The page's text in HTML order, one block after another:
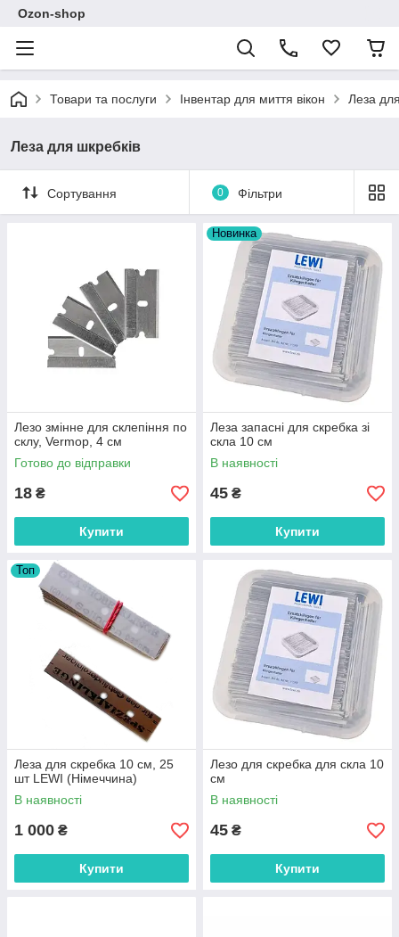
Ozon-shop
Товари та послуги Інвентар для миття вікон Леза
Леза для шкребків
Сортування 0 Фільтри
Лезо змінне для склепіння по
склу, Vermop, 4 см
Готово до відправки
18 ₴
Купити
Новинка
Леза запасні для скребка зі
скла 10 см
В наявності
45 ₴
Купити
Топ
Леза для скребка 10 см, 25
шт LEWI (Німеччина)
В наявності
1 000 ₴
Купити
Лезо для скребка для скла 10
см
В наявності
45 ₴
Купити